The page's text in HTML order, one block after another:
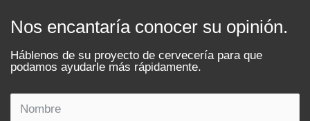
Nos encantaría conocer su opinión.
Háblenos de su proyecto de cervecería para que
podamos ayudarle más rápidamente.